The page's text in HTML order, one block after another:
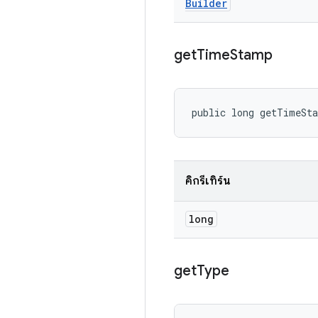
Builder
getTimeStamp
public long
คิกรีเทิร์น
long
getType